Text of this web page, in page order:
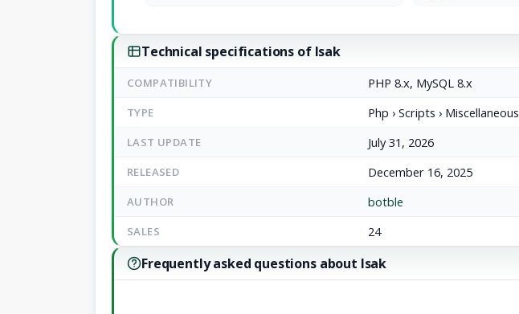
Technical specifications of Isak
COMPATIBILITY PHP 8.x, MySQL 8.x
TYPE Php › Scripts › Miscellaneous
LAST UPDATE July 31, 2026
RELEASED December 16, 2025
AUTHOR botble
SALES 24
Frequently asked questions about Isak